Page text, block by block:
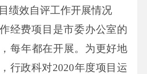
绩效自评工作开展情况
经费项目是市委办公室的
每年都在开展。为更好地
行政科对2020年度项目运